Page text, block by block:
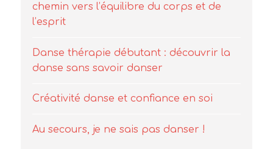
chemin vers l’équilibre du corps et de
l’esprit
Danse thérapie débutant : découvrir la
danse sans savoir danser
Créativité danse et confiance en soi
Au secours, je ne sais pas danser !